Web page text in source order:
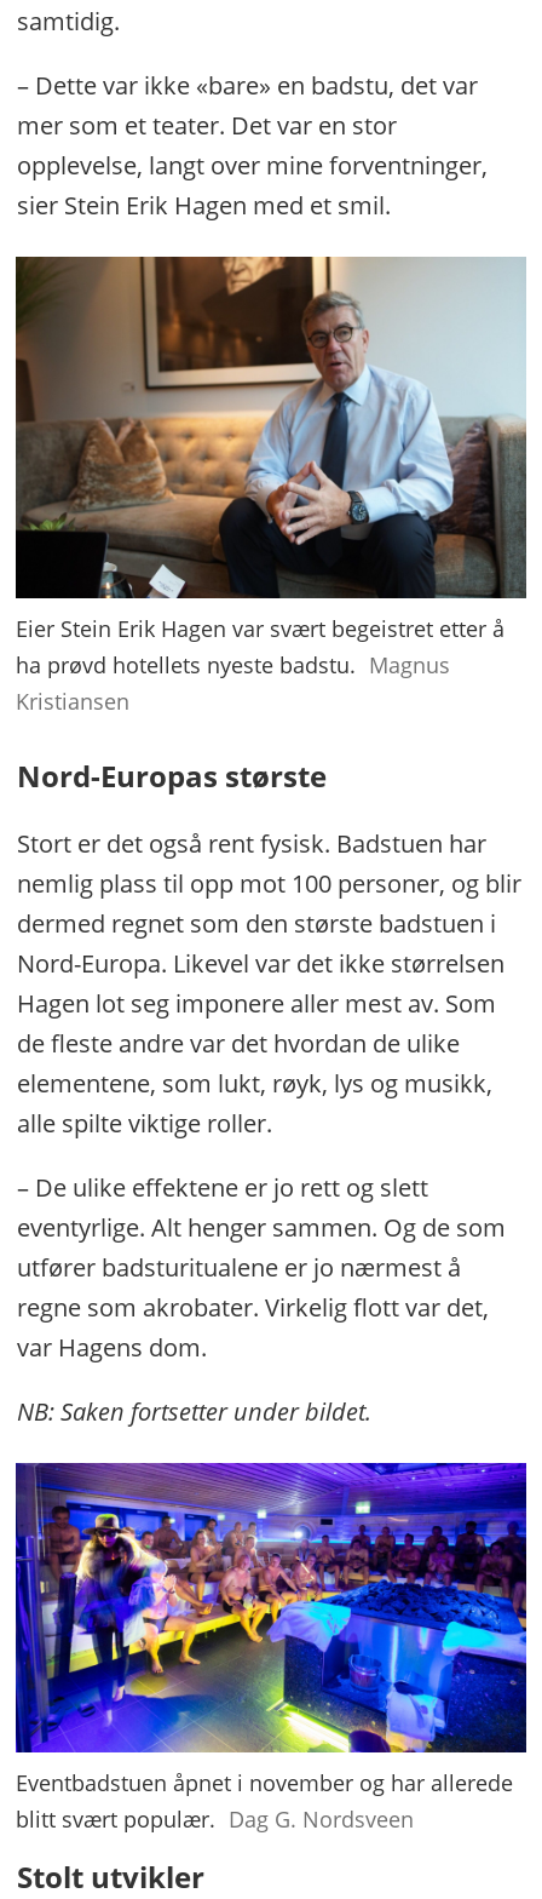
samtidig.
– Dette var ikke «bare» en badstu, det var
mer som et teater. Det var en stor
opplevelse, langt over mine forventninger,
sier Stein Erik Hagen med et smil.
Eier Stein Erik Hagen var svært begeistret etter å
ha prøvd hotellets nyeste badstu. Magnus
Kristiansen
Nord-Europas største
Stort er det også rent fysisk. Badstuen har
nemlig plass til opp mot 100 personer, og blir
dermed regnet som den største badstuen i
Nord-Europa. Likevel var det ikke størrelsen
Hagen lot seg imponere aller mest av. Som
de fleste andre var det hvordan de ulike
elementene, som lukt, røyk, lys og musikk,
alle spilte viktige roller.
– De ulike effektene er jo rett og slett
eventyrlige. Alt henger sammen. Og de som
utfører badsturitualene er jo nærmest å
regne som akrobater. Virkelig flott var det,
var Hagens dom.
NB: Saken fortsetter under bildet.
Eventbadstuen åpnet i november og har allerede
blitt svært populær. Dag G. Nordsveen
Stolt utvikler